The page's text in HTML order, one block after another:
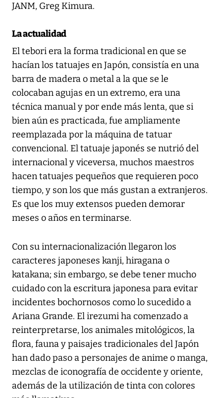
JANM, Greg Kimura.
La actualidad
El tebori era la forma tradicional en que se
hacían los tatuajes en Japón, consistía en una
barra de madera o metal a la que se le
colocaban agujas en un extremo, era una
técnica manual y por ende más lenta, que si
bien aún es practicada, fue ampliamente
reemplazada por la máquina de tatuar
convencional. El tatuaje japonés se nutrió del
internacional y viceversa, muchos maestros
hacen tatuajes pequeños que requieren poco
tiempo, y son los que más gustan a extranjeros.
Es que los muy extensos pueden demorar
meses o años en terminarse.
Con su internacionalización llegaron los
caracteres japoneses kanji, hiragana o
katakana; sin embargo, se debe tener mucho
cuidado con la escritura japonesa para evitar
incidentes bochornosos como lo sucedido a
Ariana Grande. El irezumi ha comenzado a
reinterpretarse, los animales mitológicos, la
flora, fauna y paisajes tradicionales del Japón
han dado paso a personajes de anime o manga,
mezclas de iconografía de occidente y oriente,
además de la utilización de tinta con colores